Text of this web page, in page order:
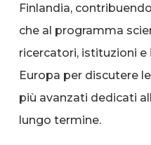
Finlandia,
che al programma
ricercatori, istituzioni
Europa per discutere
più avanzati dedicati
lungo termine.